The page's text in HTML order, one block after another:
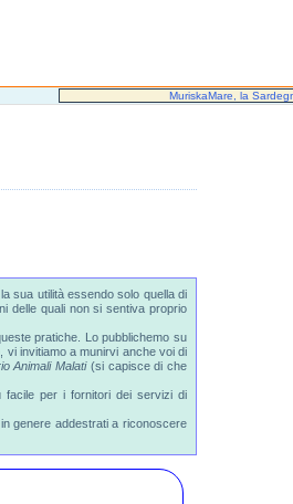
MuriskaMare, la
sua utilità essendo solo quella di
delle quali non si sentiva proprio
pratiche. Lo pubblichemo su
vi invitiamo a munirvi anche voi di
Animali Malati(si capisce di che
facile per i fornitori dei servizi di
genere addestrati a riconoscere